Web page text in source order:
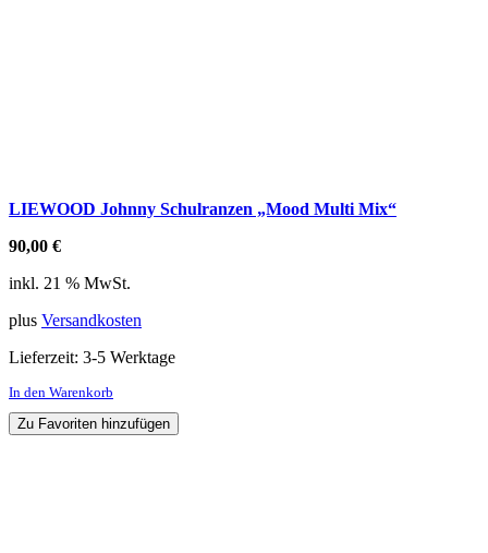
LIEWOOD Johnny Schulranzen „Mood Multi Mix“
90,00 €
inkl. 21 % MwSt.
plus Versandkosten
Lieferzeit: 3-5 Werktage
In den Warenkorb
Zu Favoriten hinzufügen